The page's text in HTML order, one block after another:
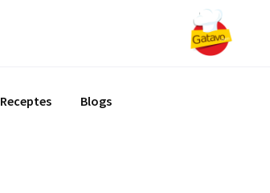
Receptes Blogs